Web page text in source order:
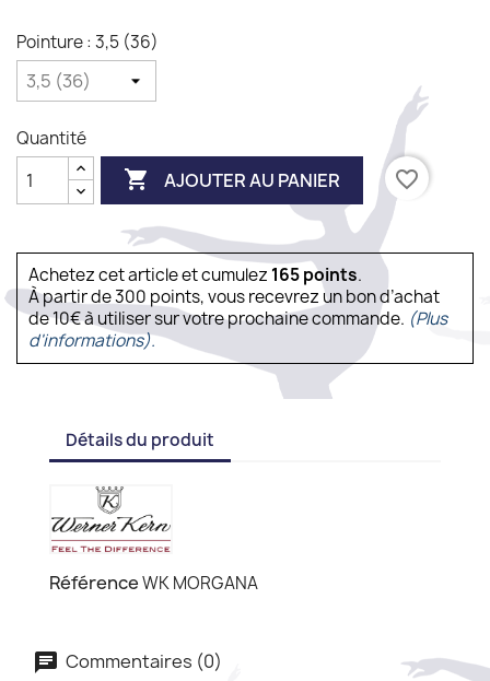
Pointure : 3,5 (36)
Quantité
 AJOUTER AU PANIER favorite_border
Achetez cet article et cumulez 165points.
À partir de 300 points, vous recevrez un bon d’achat
de 10€ à utiliser sur votre prochaine commande. (Plus
d'informations).
Détails du produit
RéférenceWK MORGANA
Commentaires (0)